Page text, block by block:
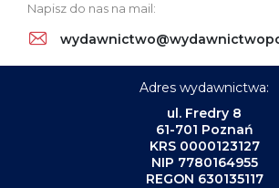
Napisz do nas na mail:
Adres wydawnictwa:
ul. Fredry 8
61-701 Poznań
KRS 0000123127
NIP 7780164955
REGON 630135117